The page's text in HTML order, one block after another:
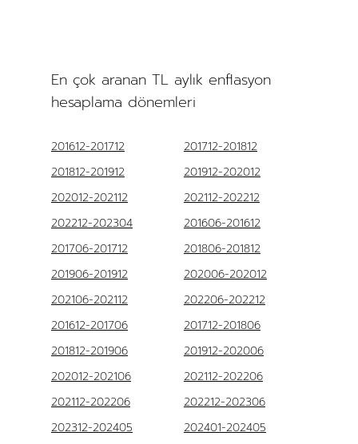
En çok aranan TL aylık enflasyon
hesaplama dönemleri
201612-201712
201712-201812
201812-201912
201912-202012
202012-202112
202112-202212
202212-202304
201606-201612
201706-201712
201806-201812
201906-201912
202006-202012
202106-202112
202206-202212
201612-201706
201712-201806
201812-201906
201912-202006
202012-202106
202112-202206
202112-202206
202212-202306
202312-202405
202401-202405